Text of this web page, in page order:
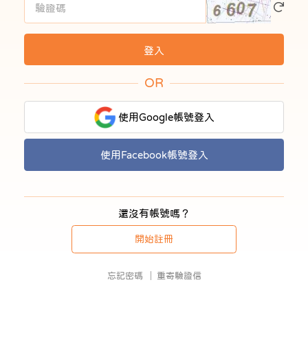
OR
使用Google帳號登入
使用Facebook帳號登入
還沒有帳號嗎？
開始註冊
忘記密碼 重寄驗證信